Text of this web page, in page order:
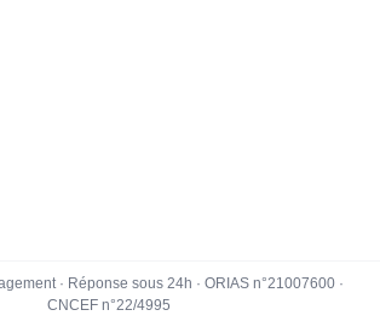
· Réponse sous 24h · ORIAS n°21007600 ·
CNCEF n°22/4995